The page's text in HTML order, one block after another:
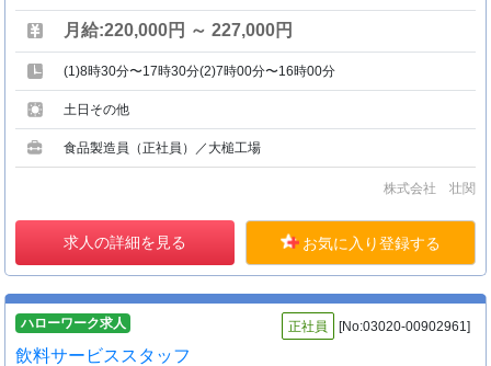
月給:220,000円 ～ 227,000円
(1)8時30分〜17時30分(2)7時00分〜16時00分
土日その他
食品製造員（正社員）／大槌工場
株式会社 壮関
求人の詳細を見る お気に入り登録する
ハローワーク求人 正社員 [No:03020-00902961]
飲料サービススタッフ